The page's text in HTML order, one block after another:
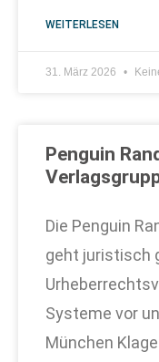
WEITERLESEN
31. März 2026
Penguin
Die Penguin
geht juristisch
Systeme vor
München